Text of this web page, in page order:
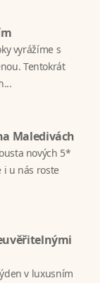
vyrážíme s
Tentokrát
Maledivách
nových 5*
i u nás roste
v luxusním